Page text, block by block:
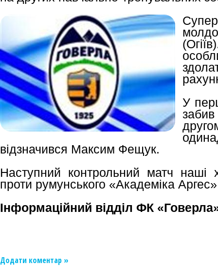
У
відзначився Максим Фещук.
Наступний контрольний матч наші
проти румунського «Академіка
Інформаційний відділ ФК
Додати коментар »